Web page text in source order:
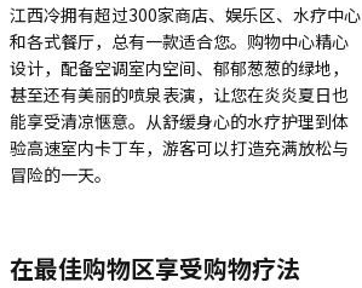
江西冷拥有超过300家商店、娱乐区、水疗中心
和各式餐厅，总有一款适合您。购物中心精心
设计，配备空调室内空间、郁郁葱葱的绿地，
甚至还有美丽的喷泉表演，让您在炎炎夏日也
能享受清凉惬意。从舒缓身心的水疗护理到体
验高速室内卡丁车，游客可以打造充满放松与
冒险的一天。
在最佳购物区享受购物疗法